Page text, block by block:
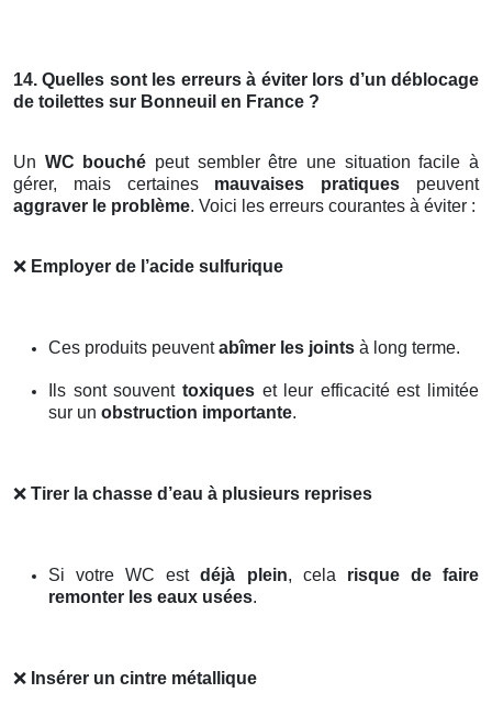
14. Quelles sont les erreurs à éviter lors d’un déblocage
de toilettes sur Bonneuil en France ?
Un WC bouché peut sembler être une situation facile à
gérer, mais certaines mauvaises pratiques peuvent
aggraver le problème. Voici les erreurs courantes à éviter :
❌ Employer de l’acide sulfurique
Ces produits peuventabîmer les joints à long terme.
Ils sont souvent toxiqueset leur efficacité est limitée
sur un obstruction importante.
❌ Tirer la chasse d’eau à plusieurs reprises
Si votre WC estdéjà plein, cela risque de faire
remonter les eaux usées.
❌ Insérer un cintre métallique